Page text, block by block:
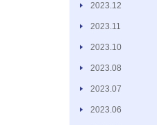
2023.12
2023.11
2023.10
2023.08
2023.07
2023.06